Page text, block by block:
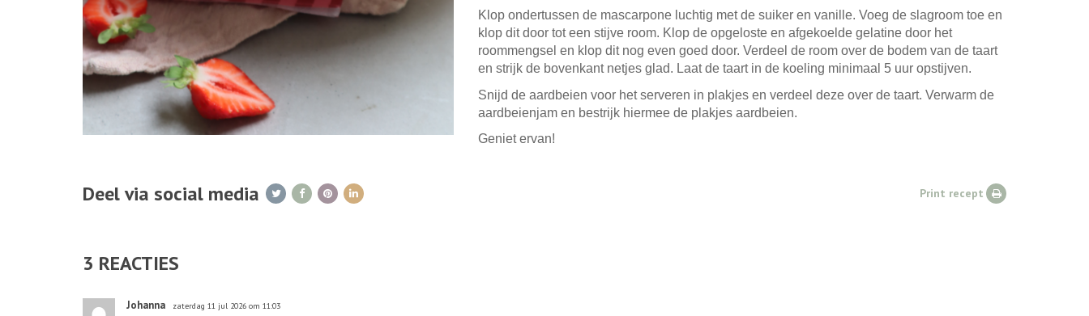
Klop ondertussen de mascarpone luchtig met de suiker en vanille. Voeg de slagroom toe en
klop dit door tot een stijve room. Klop de opgeloste en afgekoelde gelatine door het
roommengsel en klop dit nog even goed door. Verdeel de room over de bodem van de taart
en strijk de bovenkant netjes glad. Laat de taart in de koeling minimaal 5 uur opstijven.
Snijd de aardbeien voor het serveren in plakjes en verdeel deze over de taart. Verwarm de
aardbeienjam en bestrijk hiermee de plakjes aardbeien.
Geniet ervan!
Deel via social media Print recept
3 REACTIES
Johanna zaterdag 11 jul 2026 om 11:03